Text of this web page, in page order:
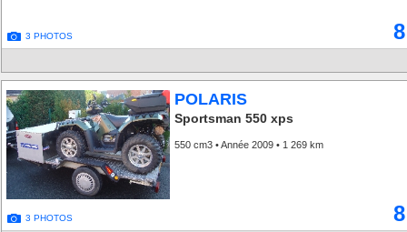
3 PHOTOS
3 PHOTOS
POLARIS
Sportsman 550 xps
550 cm3 • Année 2009 • 1 269 km